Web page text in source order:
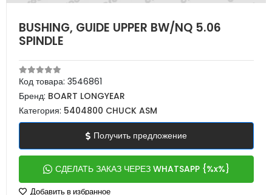
BUSHING, GUIDE UPPER BW/NQ 5.06
SPINDLE
Код товара: 3546861
Бренд: BOART LONGYEAR
Категория: 5404800 CHUCK ASM
Получить предложение
СДЕЛАТЬ ЗАКАЗ ЧЕРЕЗ WHATSAPP {%x%}
Добавить в избранное